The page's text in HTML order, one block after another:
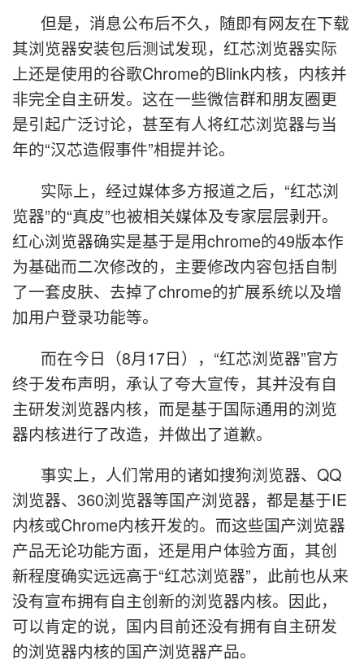
但是，消息公布后不久，随即有网友在下载
其浏览器安装包后测试发现，红芯浏览器实际
上还是使用的谷歌Chrome的Blink内核，内核并
非完全自主研发。这在一些微信群和朋友圈更
是引起广泛讨论，甚至有人将红芯浏览器与当
年的“汉芯造假事件”相提并论。
实际上，经过媒体多方报道之后，“红芯浏
览器”的“真皮”也被相关媒体及专家层层剥开。
红心浏览器确实是基于是用chrome的49版本作
为基础而二次修改的，主要修改内容包括自制
了一套皮肤、去掉了chrome的扩展系统以及增
加用户登录功能等。
而在今日（8月17日），“红芯浏览器”官方
终于发布声明，承认了夸大宣传，其并没有自
主研发浏览器内核，而是基于国际通用的浏览
器内核进行了改造，并做出了道歉。
事实上，人们常用的诸如搜狗浏览器、QQ
浏览器、360浏览器等国产浏览器，都是基于IE
内核或Chrome内核开发的。而这些国产浏览器
产品无论功能方面，还是用户体验方面，其创
新程度确实远远高于“红芯浏览器”，此前也从来
没有宣布拥有自主创新的浏览器内核。因此，
可以肯定的说，国内目前还没有拥有自主研发
的浏览器内核的国产浏览器产品。